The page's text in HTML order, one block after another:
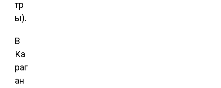
тр
ы).
В
Ка
раг
ан